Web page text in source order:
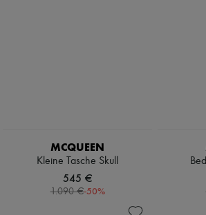
MCQUEEN
Kleine Tasche Skull
545 €
1.090 €-50%